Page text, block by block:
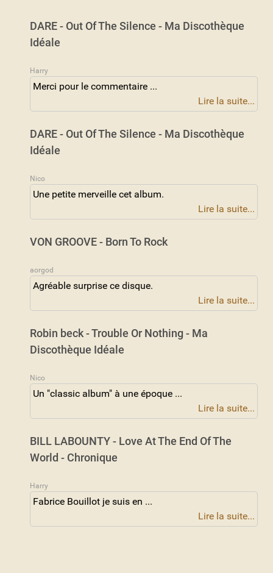
DARE - Out Of The Silence - Ma Discothèque
Idéale
Harry
Merci pour le commentaire ...
Lire la suite...
DARE - Out Of The Silence - Ma Discothèque
Idéale
Nico
Une petite merveille cet album.
Lire la suite...
VON GROOVE - Born To Rock
aorgod
Agréable surprise ce disque.
Lire la suite...
Robin beck - Trouble Or Nothing - Ma
Discothèque Idéale
Nico
Un "classic album" à une époque ...
Lire la suite...
BILL LABOUNTY - Love At The End Of The
World - Chronique
Harry
Fabrice Bouillot je suis en ...
Lire la suite...